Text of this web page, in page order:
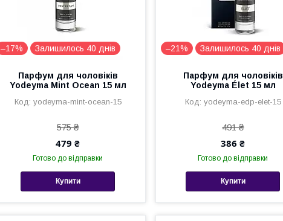
–17% Залишилось 40 днів
Парфум для чоловіків
Yodeyma Mint Ocean 15 мл
yodeyma-mint-ocean-15
575 ₴
479 ₴
Готово до відправки
Купити
–21% Залишилось 40 днів
Парфум для чоловіків
Yodeyma Élet 15 мл
yodeyma-edp-elet-15
491 ₴
386 ₴
Готово до відправки
Купити